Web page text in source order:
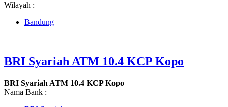
Wilayah :
Bandung
BRI Syariah ATM 10.4 KCP Kopo
BRI Syariah ATM 10.4 KCP Kopo
Nama Bank :